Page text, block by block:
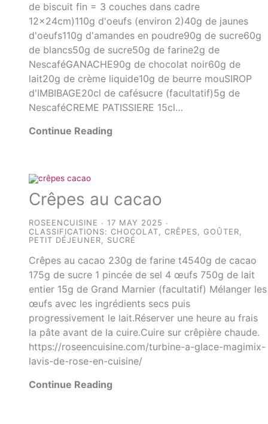
de biscuit fin = 3 couches dans cadre
12x24cm)110g d'oeufs (environ 2)40g de jaunes
d'oeufs110g d'amandes en poudre90g de sucre60g
de blancs50g de sucre50g de farine2g de
NescaféGANACHE90g de chocolat noir60g de
lait20g de crème liquide10g de beurre mouSIROP
d'IMBIBAGE20cl de cafésucre (facultatif)5g de
NescaféCREME PATISSIERE 15cl…
Continue Reading
Crêpes au cacao
ROSEENCUISINE
17 MAY 2025
CLASSIFICATIONS:CHOCOLAT ,CRÊPES ,GOÛTER
PETIT DÉJEUNER
SUCRÉ
Crêpes au cacao 230g de farine t4540g de cacao
175g de sucre 1 pincée de sel 4 œufs 750g de lait
entier 15g de Grand Marnier (facultatif) Mélanger les
œufs avec les ingrédients secs puis
progressivement le lait.Réserver une heure au frais
la pâte avant de la cuire.Cuire sur crêpière chaude.
https://roseencuisine.com/turbine-a-glace-magimix-
lavis-de-rose-en-cuisine/
Continue Reading